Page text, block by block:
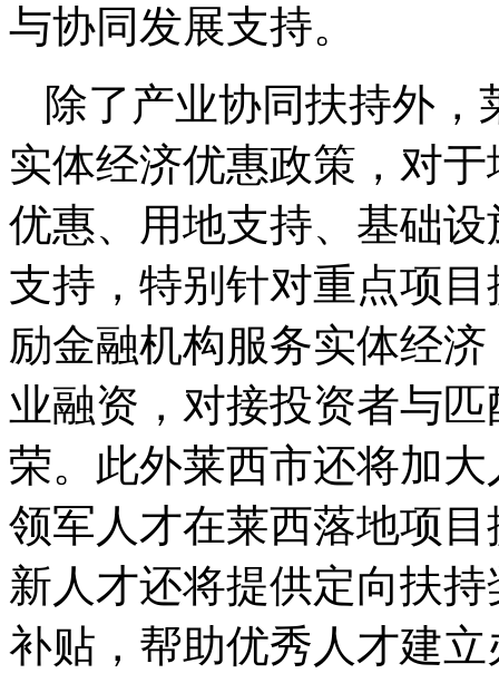
与协同发展支持。
除了产业协同扶持外，
实体经济优惠政策，对
优惠、用地支持、基础
支持，特别针对重点项
励金融机构服务实体经
业融资，对接投资者与
荣。此外莱西市还将加
领军人才在莱西落地项
新人才还将提供定向扶
补贴，帮助优秀人才建